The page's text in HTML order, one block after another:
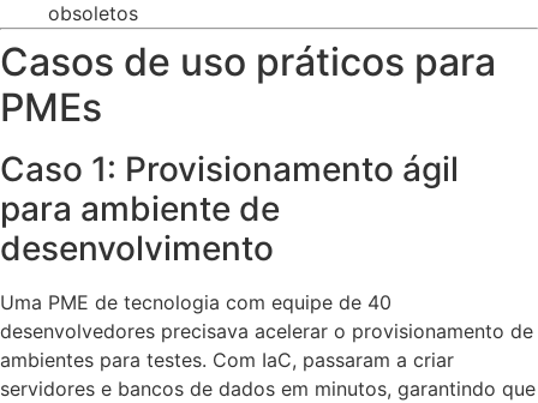
obsoletos
Casos de uso práticos para
PMEs
Caso 1: Provisionamento ágil
para ambiente de
desenvolvimento
Uma PME de tecnologia com equipe de 40
desenvolvedores precisava acelerar o provisionamento de
ambientes para testes. Com IaC, passaram a criar
servidores e bancos de dados em minutos, garantindo que